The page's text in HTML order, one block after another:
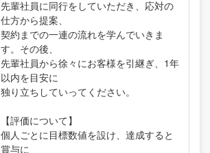
先輩社員に同行をしていただき、応対の
仕方から提案、
契約までの一連の流れを学んでいきま
す。その後、
先輩社員から徐々にお客様を引継ぎ、1年
以内を目安に
独り立ちしていってください。
【評価について】
個人ごとに目標数値を設け、達成すると
賞与に